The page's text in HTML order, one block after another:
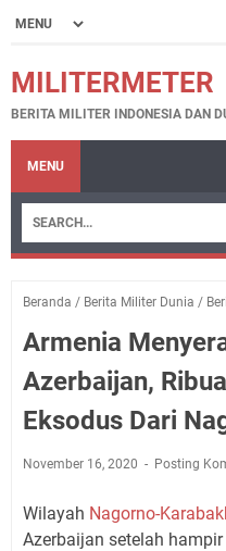
MILITERMETER
BERITA MILITER INDONESIA DAN
MENU
Beranda / Berita Militer Dunia /
Armenia
Azerbaijan,
Eksodus Dari
November 16, 2020 Posting
Wilayah Nagorno-
Azerbaijan setelah